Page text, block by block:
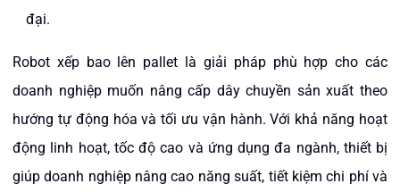
đại.
Robot xếp bao lên pallet là giải pháp phù hợp cho các
doanh nghiệp muốn nâng cấp dây chuyền sản xuất theo
hướng tự động hóa và tối ưu vận hành. Với khả năng hoạt
động linh hoạt, tốc độ cao và ứng dụng đa ngành, thiết bị
giúp doanh nghiệp nâng cao năng suất, tiết kiệm chi phí và